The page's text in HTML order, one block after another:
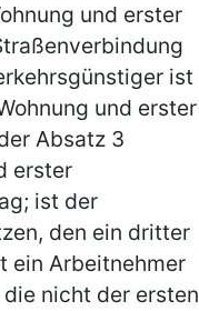
und erster
ist
und erster
Absatz 3
erster
ist der
den ein dritter
ein Arbeitnehmer
die nicht der ersten